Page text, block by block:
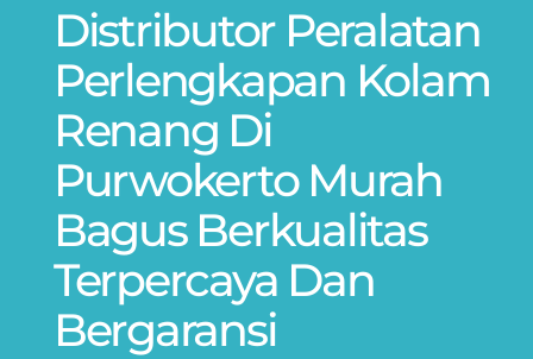
Distributor Peralatan
Perlengkapan Kolam
Renang Di
Purwokerto Murah
Bagus Berkualitas
Terpercaya Dan
Bergaransi